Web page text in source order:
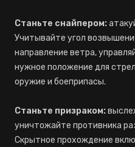
Станьте снайпером:
Учитывайте угол
направление ветра,
нужное положение для
оружие и боеприпасы.
Станьте призраком:
уничтожайте противника
Скрытное прохождение